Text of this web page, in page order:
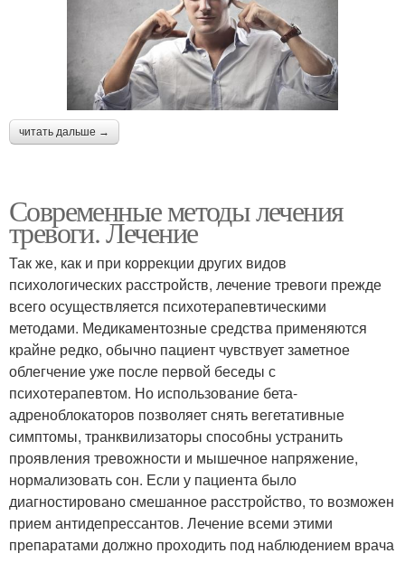
читать дальше →
Современные методы лечения
тревоги. Лечение
Так же, как и при коррекции других видов
психологических расстройств, лечение тревоги прежде
всего осуществляется психотерапевтическими
методами. Медикаментозные средства применяются
крайне редко, обычно пациент чувствует заметное
облегчение уже после первой беседы с
психотерапевтом. Но использование бета-
адреноблокаторов позволяет снять вегетативные
симптомы, транквилизаторы способны устранить
проявления тревожности и мышечное напряжение,
нормализовать сон. Если у пациента было
диагностировано смешанное расстройство, то возможен
прием антидепрессантов. Лечение всеми этими
препаратами должно проходить под наблюдением врача